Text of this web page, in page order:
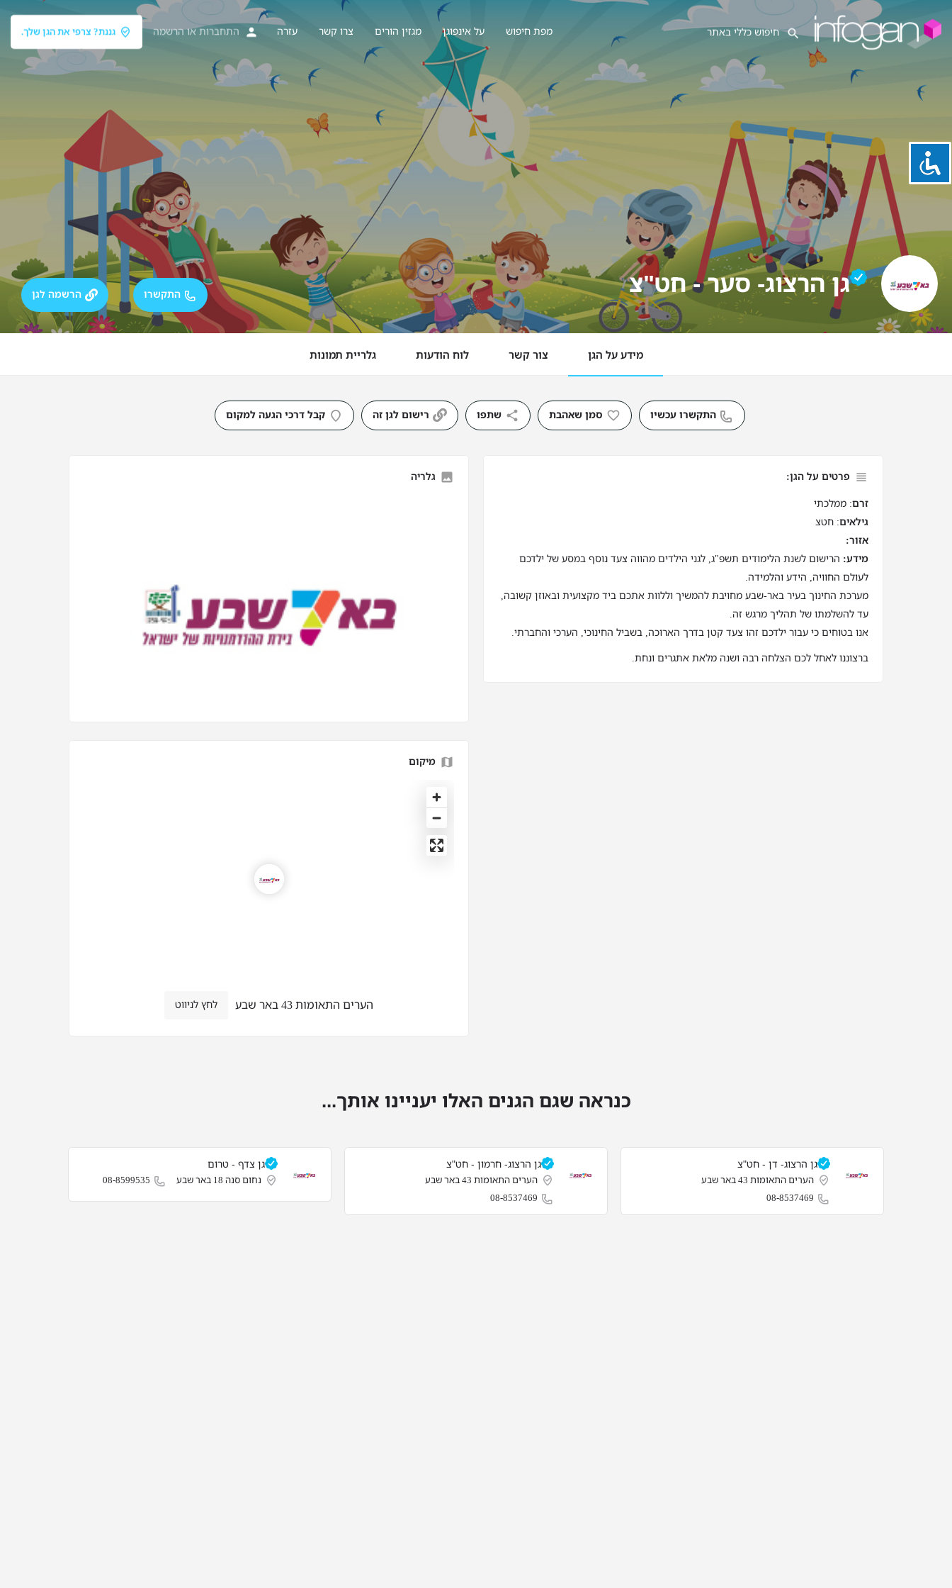
מפת חיפוש על אינפוגן מגזין הורים צרו קשר עזרה התחברות או הרשמה גננת? צרפי את הגן שלך.
גן הרצוג- סער - חט"צ התקשרו הרשמה לגן
מידע על הגן צור קשר לוח הודעות גלריית תמונות
התקשרו עכשיו סמן שאהבת שתפו רישום לגן זה קבל דרכי הגעה למקום
פרטים על הגן:
זרם: ממלכתי
גילאים: חטצ
אזור:
מידע: הרישום לשנת הלימודים תשפ"ג, לגני הילדים מהווה צעד נוסף במסע של ילדכם
לעולם החוויה, הידע והלמידה.
מערכת החינוך בעיר באר-שבע מחויבת להמשיך וללוות אתכם ביד מקצועית ובאוזן קשובה,
עד להשלמתו של תהליך מרגש זה.
אנו בטוחים כי עבור ילדכם זהו צעד קטן בדרך הארוכה, בשביל החינוכי, הערכי והחברתי.
ברצוננו לאחל לכם הצלחה רבה ושנה מלאת אתגרים ונחת.
גלריה
מיקום
הערים התאומות 43 באר שבע לחץ לניווט
כנראה שגם הגנים האלו יעניינו אותך...
גן הרצוג- דן - חט"צ
הערים התאומות 43 באר שבע
08-8537469
גן הרצוג- חרמון - חט"צ
הערים התאומות 43 באר שבע
08-8537469
גן צדף - טרום
נחום סנה 18 באר שבע 08-8599535